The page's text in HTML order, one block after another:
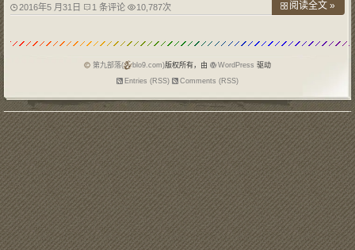
名.jp锦屏的首字母，gz.jp无法注册，最低
锦屏首字母简写，所以如果前缀是全拼的话
美观
2016年5 月31日 1 条评论 10,787次 阅读全文 »
第九部落( blo9.com)版权所有，由 WordPress 驱动
Entries (RSS)
Comments (RSS)